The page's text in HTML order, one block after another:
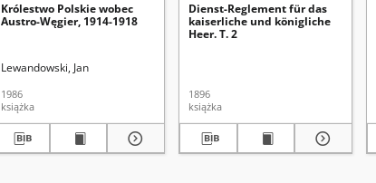
Królestwo Polskie wobec
Austro-Węgier, 1914-1918
Lewandowski, Jan
1986
książka
Dienst-Reglement für das
kaiserliche und königliche
Heer. T. 2
1896
książka